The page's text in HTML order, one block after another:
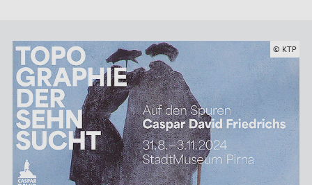
© KTP